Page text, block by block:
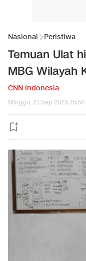
Nasional Peristiwa
Temuan Ulat
MBG Wilayah
CNN Indonesia
Minggu, 21 Sep 2025 15:50